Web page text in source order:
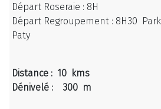
Départ Roseraie : 8H
Départ Regroupement : 8H30
Paty
Distance : 10 kms
Dénivelé : 300 m